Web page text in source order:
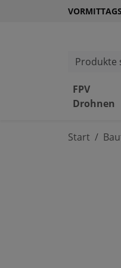
Produkte
FPV
Drohnen
Start